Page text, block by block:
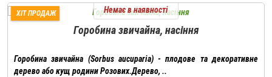
ХІТ ПРОДАЖ Немає в наявності
Горобина звичайна, насіння
Горобина звичайна (Sorbus aucuparia) - плодове та декоративне
дерево або кущ родини Розових.Дерево, ..